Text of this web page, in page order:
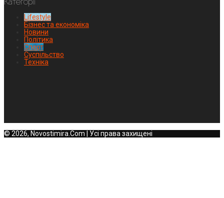
Lifestyle
Бізнес та економіка
Новини
Політика
Спорт
Суспільство
Техніка
© 2026, Novostimira.Com | Усі права захищені